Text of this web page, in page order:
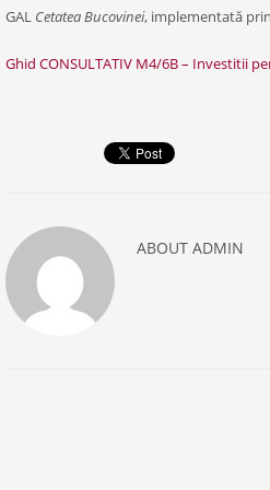
GAL Cetatea Bucovinei, implementată
Ghid CONSULTATIV M4/6B – Investitii
ABOUT ADMIN